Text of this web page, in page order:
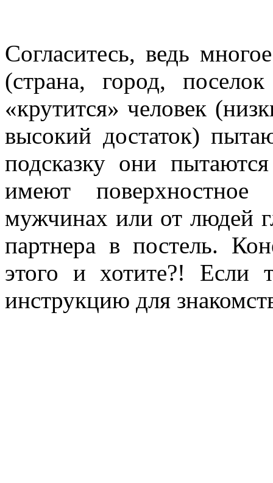
Согласитесь, ведь
(страна, город,
«крутится» человек
высокий достаток)
подсказку они
имеют
мужчинах или от людей
партнера в постель.
этого и хотите?! Если
инструкцию для